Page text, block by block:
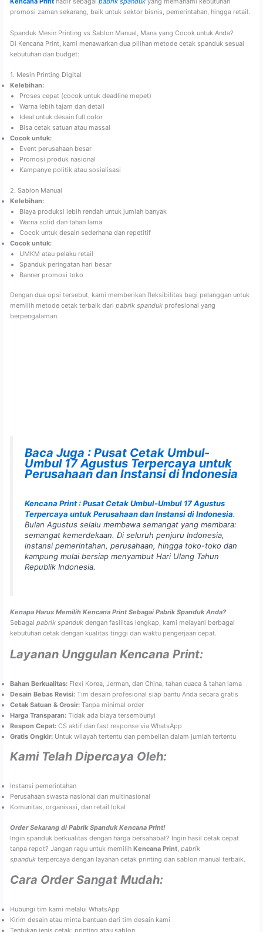
promosi zaman sekarang, baik untuk sektor bisnis, pemerintahan, hingga retail.
Spanduk Mesin Printing vs Sablon Manual, Mana yang Cocok untuk Anda?
Di Kencana Print, kami menawarkan dua pilihan metode cetak spanduk sesuai
kebutuhan dan budget:
1. Mesin Printing Digital
Kelebihan:
Proses cepat (cocok untuk deadline mepet)
Warna lebih tajam dan detail
Ideal untuk desain full color
Bisa cetak satuan atau massal
Cocok untuk:
Event perusahaan besar
Promosi produk nasional
Kampanye politik atau sosialisasi
2. Sablon Manual
Kelebihan:
Biaya produksi lebih rendah untuk jumlah banyak
Warna solid dan tahan lama
Cocok untuk desain sederhana dan repetitif
Cocok untuk:
UMKM atau pelaku retail
Spanduk peringatan hari besar
Banner promosi toko
Dengan dua opsi tersebut, kami memberikan fleksibilitas bagi pelanggan untuk
memilih metode cetak terbaik dari pabrik spandukprofesional yang
berpengalaman.
Baca Juga : Pusat Cetak Umbul-
Umbul 17 Agustus Terpercaya untuk
Perusahaan dan Instansi di Indonesia
Kencana Print : Pusat Cetak Umbul-Umbul 17 Agustus
Terpercaya untuk Perusahaan dan Instansi di Indonesia.
Bulan Agustus selalu membawa semangat yang membara:
semangat kemerdekaan. Di seluruh penjuru Indonesia,
instansi pemerintahan, perusahaan, hingga toko-toko dan
kampung mulai bersiap menyambut Hari Ulang Tahun
Republik Indonesia.
Kenapa Harus Memilih Kencana Print Sebagai Pabrik Spanduk Anda?
Sebagai pabrik spandukdengan fasilitas lengkap, kami melayani berbagai
kebutuhan cetak dengan kualitas tinggi dan waktu pengerjaan cepat.
Layanan Unggulan Kencana Print:
Bahan Berkualitas:Flexi Korea, Jerman, dan China, tahan cuaca & tahan lama
Desain Bebas Revisi:Tim desain profesional siap bantu Anda secara gratis
Cetak Satuan & Grosir:Tanpa minimal order
Harga Transparan:Tidak ada biaya tersembunyi
Respon Cepat:CS aktif dan fast response via WhatsApp
Gratis Ongkir:Untuk wilayah tertentu dan pembelian dalam jumlah tertentu
Kami Telah Dipercaya Oleh:
Instansi pemerintahan
Perusahaan swasta nasional dan multinasional
Komunitas, organisasi, dan retail lokal
Order Sekarang di Pabrik Spanduk Kencana Print!
Ingin spanduk berkualitas dengan harga bersahabat? Ingin hasil cetak cepat
tanpa repot? Jangan ragu untuk memilih Kencana Print, pabrik
spandukterpercaya dengan layanan cetak printing dan sablon manual terbaik.
Cara Order Sangat Mudah:
Hubungi tim kami melalui WhatsApp
Kirim desain atau minta bantuan dari tim desain kami
Tentukan jenis cetak: printing atau sablon